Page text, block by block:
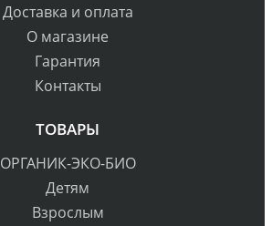
Доставка и оплата
О магазине
Гарантия
Контакты
ТОВАРЫ
ОРГАНИК-ЭКО-БИО
Детям
Взрослым